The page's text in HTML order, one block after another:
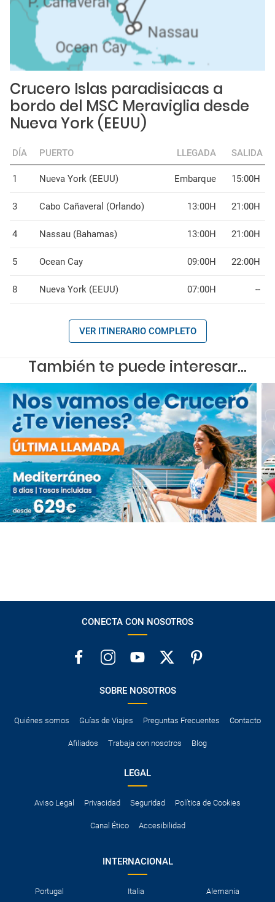
Crucero Islas paradisiacas a
bordo del MSC Meraviglia desde
Nueva York (EEUU)
DÍA PUERTO LLEGADA SALIDA
1 Nueva York (EEUU) Embarque 15:00H
3 Cabo Cañaveral (Orlando) 13:00H 21:00H
4 Nassau (Bahamas) 13:00H 21:00H
5 Ocean Cay 09:00H 22:00H
8 Nueva York (EEUU) 07:00H --
VER ITINERARIO COMPLETO
También te puede interesar...
CONECTA CON NOSOTROS
SOBRE NOSOTROS
Quiénes somos Guías de Viajes Preguntas Frecuentes Contacto
Afiliados Trabaja con nosotros Blog
LEGAL
Aviso Legal Privacidad Seguridad Política de Cookies
Canal Ético Accesibilidad
INTERNACIONAL
Portugal Italia Alemania